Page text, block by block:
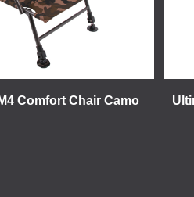
Comfort Chair Camo